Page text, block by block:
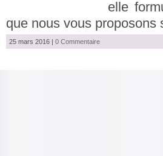
elle
que nous vous proposons
25 mars 2016 | 0 Commentaire